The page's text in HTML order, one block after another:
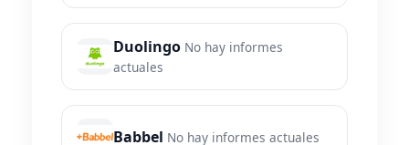
Duolingo No hay informes
actuales
Babbel No hay informes actuales